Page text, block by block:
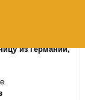
из Германии,